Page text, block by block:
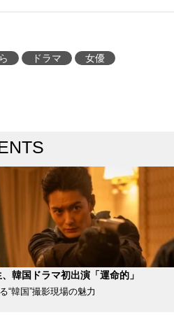
ドラマ 女優
韓国ドラマ初出演「運命的」
“韓国”撮影現場の魅力